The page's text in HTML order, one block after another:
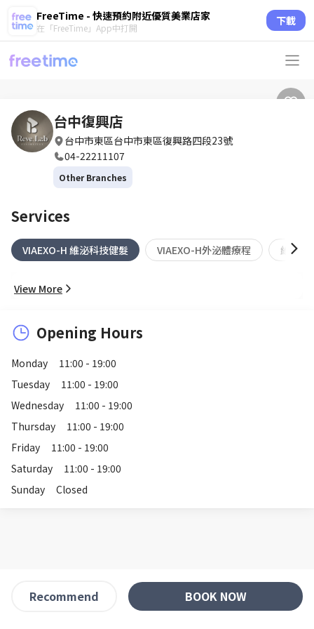
FreeTime - 快速預約附近優質美業店家
在「FreeTime」App中打開 下載
台中復興店
台中市東區台中市東區復興路四段23號
04-22211107
Other Branches
Services
VIAEXO-H 維泌科技健髮 VIAEXO-H外泌體療程 維樂淨
View More
Opening Hours
Monday
11:00 - 19:00
Tuesday
11:00 - 19:00
Wednesday
11:00 - 19:00
Thursday
11:00 - 19:00
Friday
11:00 - 19:00
Saturday
11:00 - 19:00
Sunday
Closed
Recommend BOOK NOW